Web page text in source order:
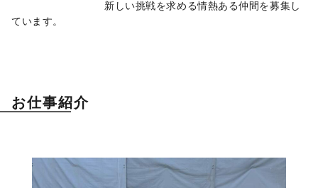
新しい挑戦を求める情熱ある仲間を募集し
ています。
お仕事紹介